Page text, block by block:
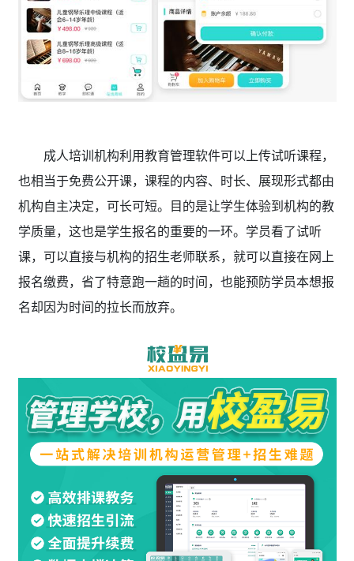
成人培训机构利用教育管理软件可以上传试听课程，
也相当于免费公开课，课程的内容、时长、展现形式都由
机构自主决定，可长可短。目的是让学生体验到机构的教
学质量，这也是学生报名的重要的一环。学员看了试听
课，可以直接与机构的招生老师联系，就可以直接在网上
报名缴费，省了特意跑一趟的时间，也能预防学员本想报
名却因为时间的拉长而放弃。